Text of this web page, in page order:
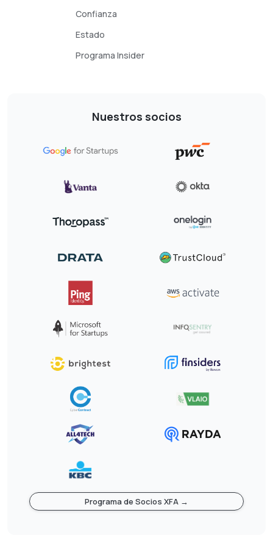
Confianza
Estado
Programa Insider
Nuestros socios
Programa de Socios XFA →